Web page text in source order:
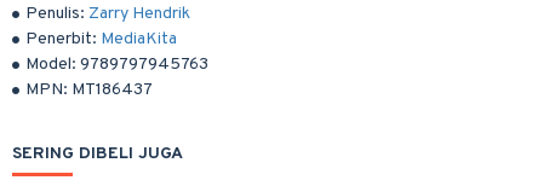
Penulis: Zarry Hendrik
Penerbit: MediaKita
Model: 9789797945763
MPN: MT186437
SERING DIBELI JUGA